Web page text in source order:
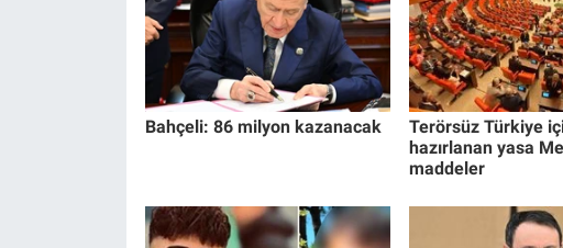
Bahçeli: 86 milyon kazanacak
Terörsüz Türkiye
hazırlanan yasa
maddeler